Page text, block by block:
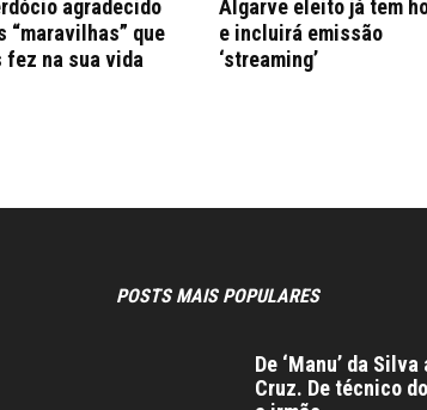
agradecido
“maravilhas” que
fez na sua vida
Algarve eleito já tem
e incluirá emissão
‘streaming’
POSTS MAIS POPULARES
De ‘Manu’ da
Cruz. De técnico